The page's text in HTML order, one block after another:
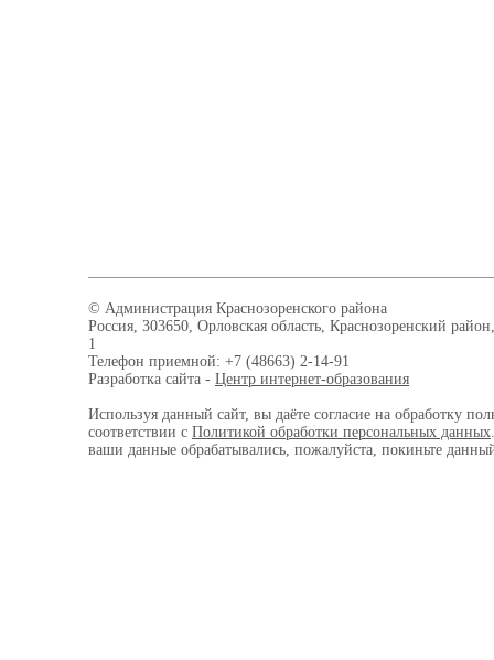
© Администрация Краснозоренского района
Россия, 303650, Орловская область, Краснозоренский
1
Телефон приемной: +7 (48663) 2-14-91
Разработка сайта - Центр интернет-образования
Используя данный сайт, вы даёте согласие на обработку
соответствии с Политикой обработки персональных данных
ваши данные обрабатывались, пожалуйста, покиньте